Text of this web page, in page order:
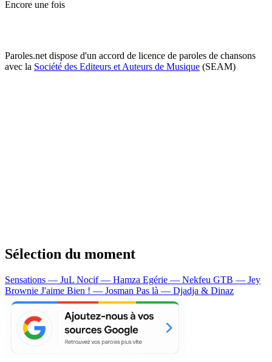
Encore une fois
Paroles.net dispose d'un accord de licence de paroles de chansons
avec la Société des Editeurs et Auteurs de Musique (SEAM)
Sélection du moment
Sensations — JuL Nocif — Hamza Egérie — Nekfeu GTB — Jey
Brownie J'aime Bien ! — Josman Pas là — Djadja & Dinaz